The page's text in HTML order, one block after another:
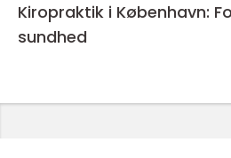
Kiropraktik i København:
sundhed